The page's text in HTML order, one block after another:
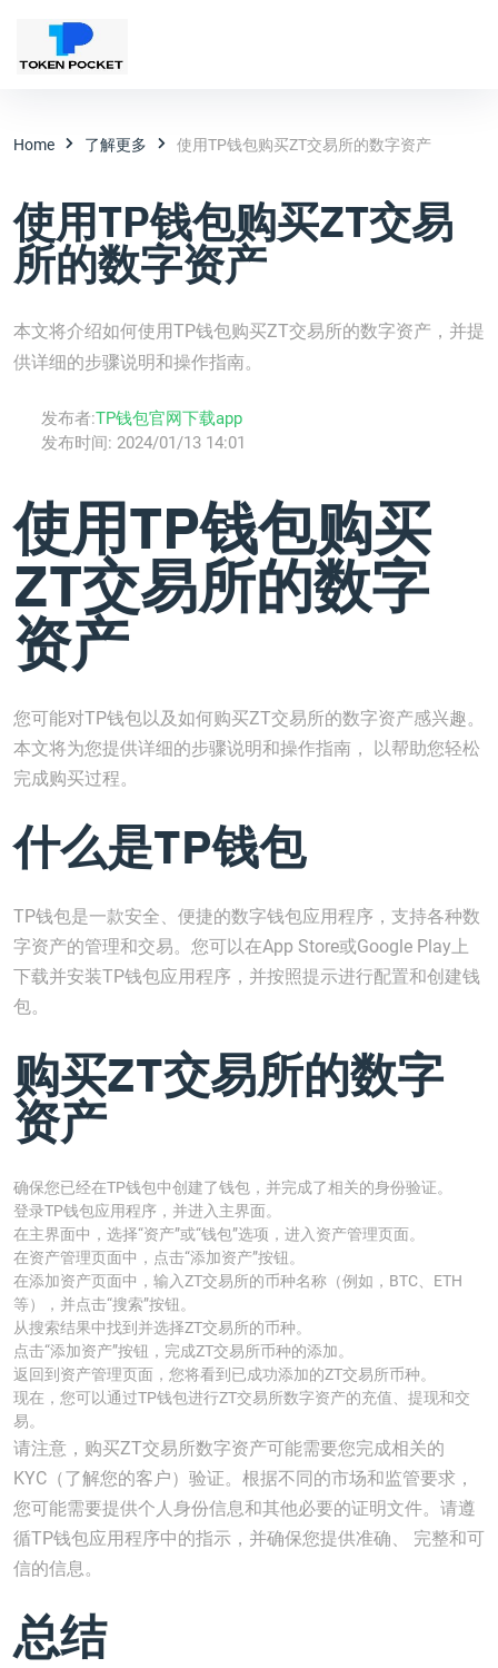
Home 了解更多 使用TP钱包购买ZT交易所的数字资产
使用TP钱包购买ZT交易
所的数字资产
本文将介绍如何使用TP钱包购买ZT交易所的数字资产，并提
供详细的步骤说明和操作指南。
发布者:TP钱包官网下载app
发布时间: 2024/01/13 14:01
使用TP钱包购买
ZT交易所的数字
资产
您可能对TP钱包以及如何购买ZT交易所的数字资产感兴趣。
本文将为您提供详细的步骤说明和操作指南， 以帮助您轻松
完成购买过程。
什么是TP钱包
TP钱包是一款安全、便捷的数字钱包应用程序，支持各种数
字资产的管理和交易。您可以在App Store或Google Play上
下载并安装TP钱包应用程序，并按照提示进行配置和创建钱
包。
购买ZT交易所的数字
资产
确保您已经在TP钱包中创建了钱包，并完成了相关的身份验证。
登录TP钱包应用程序，并进入主界面。
在主界面中，选择“资产”或“钱包”选项，进入资产管理页面。
在资产管理页面中，点击“添加资产”按钮。
在添加资产页面中，输入ZT交易所的币种名称（例如，BTC、ETH
等），并点击“搜索”按钮。
从搜索结果中找到并选择ZT交易所的币种。
点击“添加资产”按钮，完成ZT交易所币种的添加。
返回到资产管理页面，您将看到已成功添加的ZT交易所币种。
现在，您可以通过TP钱包进行ZT交易所数字资产的充值、提现和交
易。
请注意，购买ZT交易所数字资产可能需要您完成相关的
KYC（了解您的客户）验证。根据不同的市场和监管要求，
您可能需要提供个人身份信息和其他必要的证明文件。请遵
循TP钱包应用程序中的指示，并确保您提供准确、 完整和可
信的信息。
总结